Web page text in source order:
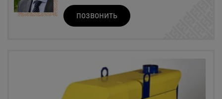
ПОЗВОНИТЬ